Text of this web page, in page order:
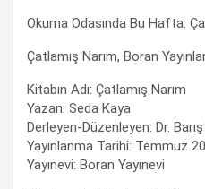
Okuma Odasında Bu Hafta:
Çatlamış Narım, Boran
Kitabın Adı: Çatlamış Narım
Yazan: Seda Kaya
Derleyen-Düzenleyen: Dr.
Yayınlanma Tarihi: Temmuz
Yayınevi: Boran Yayınevi